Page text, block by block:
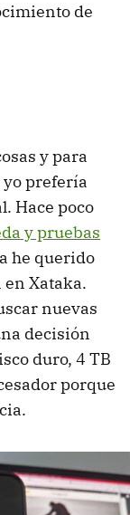
de
y para
yo prefería
Hace poco
y pruebas
he querido
Xataka.
nuevas
decisión
duro, 4 TB
porque